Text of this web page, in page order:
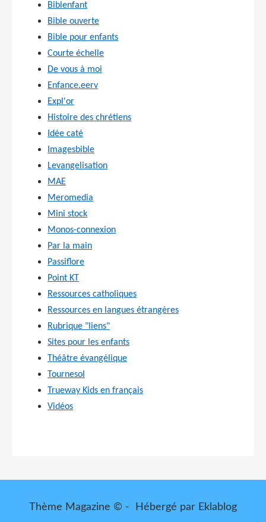
Biblenfant
Bible ouverte
Bible pour enfants
Courte échelle
De vous à moi
Enfance.eerv
Expl'or
Histoire des chrétiens
Idée caté
Imagesbible
Levangelisation
MAE
Meromedia
Mini stock
Monos-connexion
Par la main
Passiflore
Point KT
Ressources catholiques
Ressources en langues étrangères
Rubrique "liens"
Sites pour les enfants
Théâtre évangélique
Tournesol
Trueway Kids en français
Vidéos
Thème Magazine © - Hébergé par Eklablog